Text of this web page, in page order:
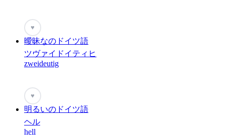
♥
曖昧なのドイツ語
ツヴァイドイティヒ
zweideutig
♥
明るいのドイツ語
ヘル
hell